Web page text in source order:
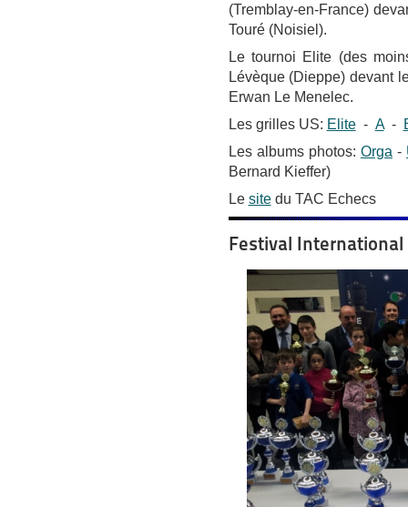
(Tremblay-en-France)
Touré (Noisiel).
Le tournoi Elite (des
Lévèque (Dieppe) devant
Erwan Le Menelec.
Les grilles US: Elite- A-
Les albums photos: Orga -
Bernard Kieffer)
Le sitedu TAC Echecs
Festival International